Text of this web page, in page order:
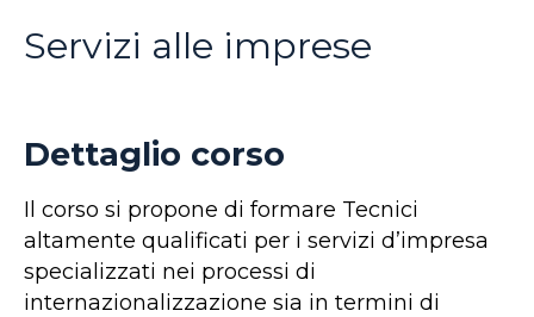
Servizi alle imprese
Dettaglio corso
Il corso si propone di formare Tecnici
altamente qualificati per i servizi d’impresa
specializzati nei processi di
internazionalizzazione sia in termini di